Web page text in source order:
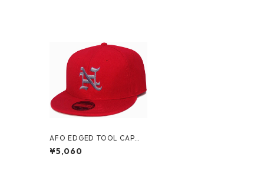
AFO EDGED TOOL CAP【R
ED】
¥5,060